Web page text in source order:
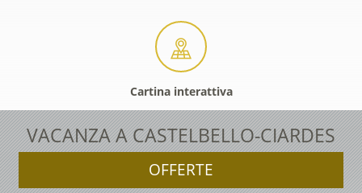
Cartina interattiva
VACANZA A CASTELBELLO-CIARDES
OFFERTE